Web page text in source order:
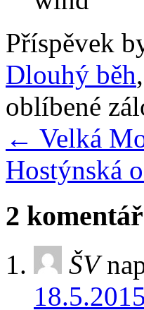
Příspěvek
Dlouhý běh,
oblíbené
← Velká
Hostýnská
2
ŠV